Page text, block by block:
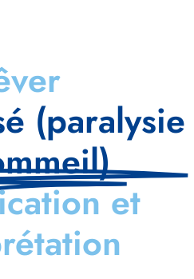
(paralysie
et